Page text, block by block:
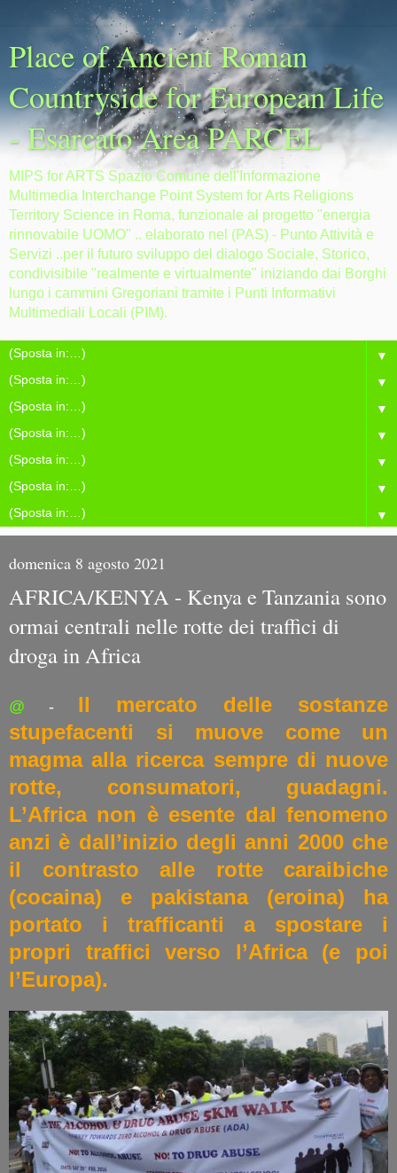
Place of Ancient Roman
Countryside for European Life
- Esarcato Area PARCEL
MIPS for ARTS Spazio Comune dell'Informazione
Multimedia Interchange Point System for Arts Religions
Territory Science in Roma, funzionale al progetto "energia
rinnovabile UOMO" .. elaborato nel (PAS) - Punto Attività e
Servizi ..per il futuro sviluppo del dialogo Sociale, Storico,
condivisibile "realmente e virtualmente" iniziando dai Borghi
lungo i cammini Gregoriani tramite i Punti Informativi
Multimediali Locali (PIM).
▼
▼
▼
▼
▼
▼
▼
domenica 8 agosto 2021
AFRICA/KENYA - Kenya e Tanzania sono
ormai centrali nelle rotte dei traffici di
droga in Africa
@ - Il mercato delle sostanze
stupefacenti si muove come un
magma alla ricerca sempre di nuove
rotte, consumatori, guadagni.
L’Africa non è esente dal fenomeno
anzi è dall’inizio degli anni 2000 che
il contrasto alle rotte caraibiche
(cocaina) e pakistana (eroina) ha
portato i trafficanti a spostare i
propri traffici verso l’Africa (e poi
l’Europa).